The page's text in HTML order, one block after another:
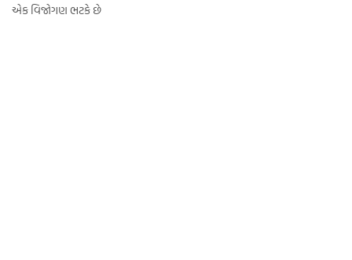
એક વિજોગણ ભટકે છે